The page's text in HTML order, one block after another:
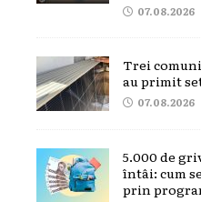
07.08.2026
Trei
au primit
07.08.2026
5.000 de
întâi: cum
prin